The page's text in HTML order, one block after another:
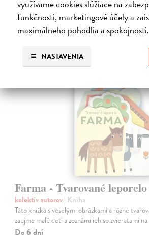
využívame cookies slúžiace na
funkčnosti, marketingové účely a
maximálneho pohodlia a spokojnosti.
NASTAVENIA
7,66 €
7,90 € ?
Farma - Tvarované leporelo
kolektív autorov| Kniha
Táto knižka s veselými obrázkami a rôzne
zaujme malé deti a zoznámi ich so zvieratami
Do 6 dní